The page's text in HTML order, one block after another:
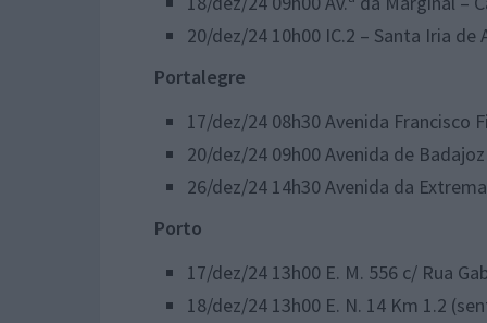
20/dez/24 10h00 IC.2 – Santa Iria de
Portalegre
17/dez/24 08h30 Avenida Francisco
20/dez/24 09h00 Avenida de
26/dez/24 14h30 Avenida da
Porto
17/dez/24 13h00 E. M. 556 c/ Rua
18/dez/24 13h00 E. N. 14 Km 1.2